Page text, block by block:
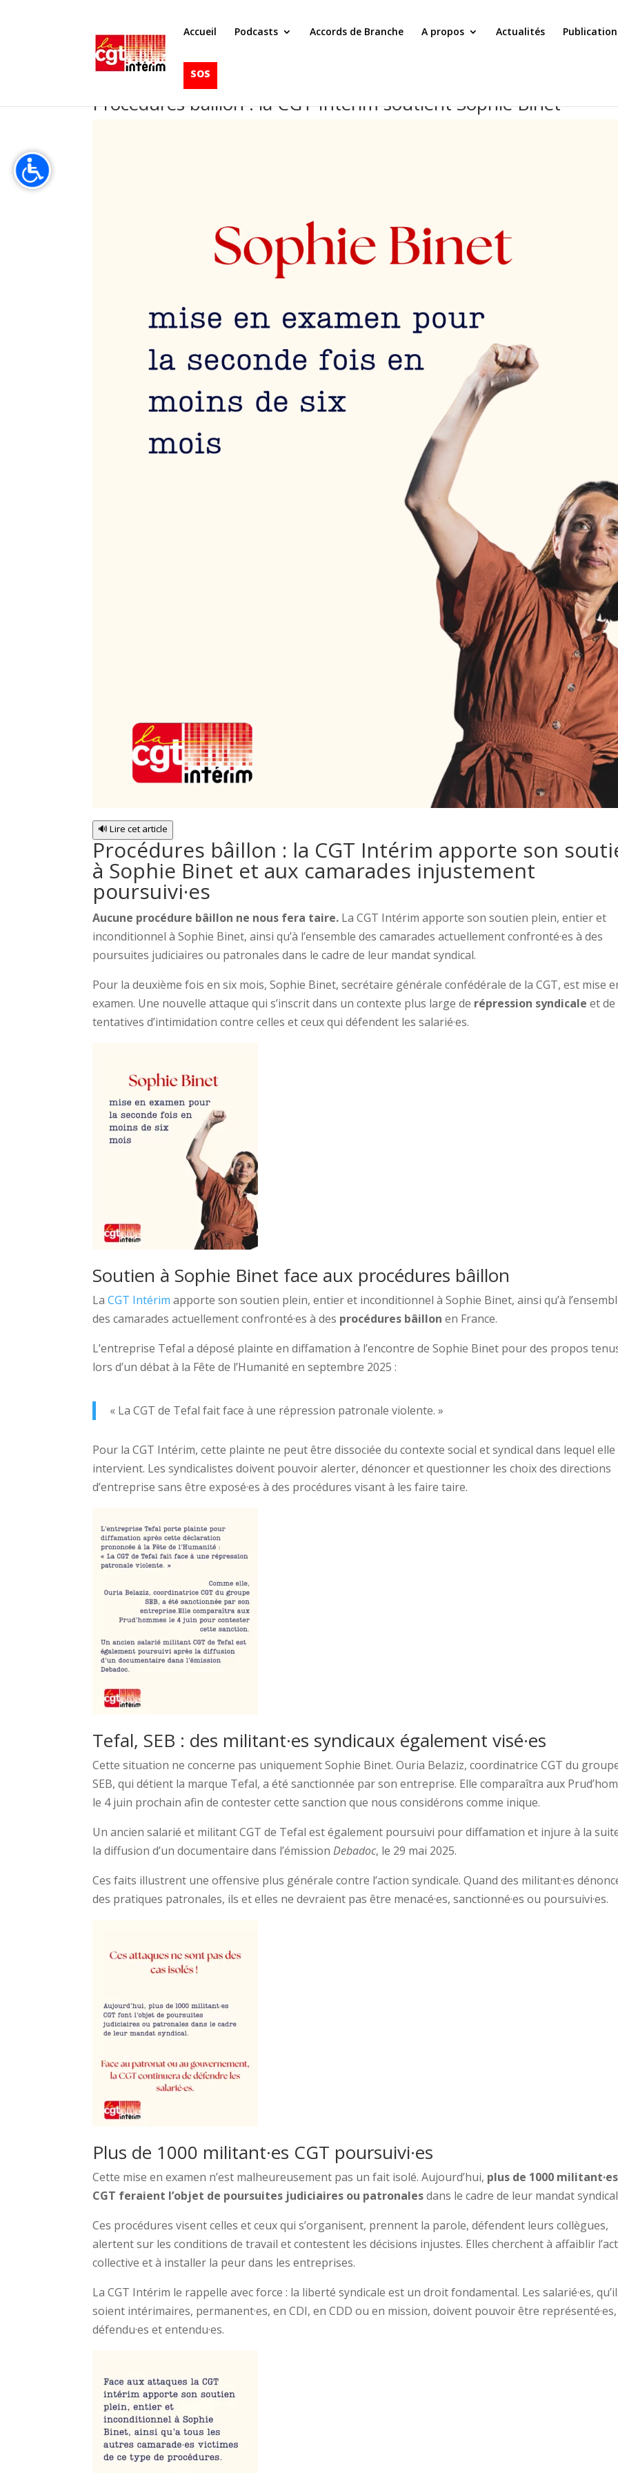
Accueil Podcasts Accords de Branche A propos Actualités
SOS
Procédures bâillon : la CGT Intérim soutient Sophie Binet
🔊 Lire cet article
Procédures bâillon : la CGT Intérim apporte son
à Sophie Binet et aux camarades injustement
poursuivi·es
Aucune procédure bâillon ne nous fera taire. La CGT Intérim apporte son soutien plein, entier et
inconditionnel à Sophie Binet, ainsi qu’à l’ensemble des camarades actuellement confronté·es à des
poursuites judiciaires ou patronales dans le cadre de leur mandat syndical.
Pour la deuxième fois en six mois, Sophie Binet, secrétaire générale confédérale de la CGT, est mise
examen. Une nouvelle attaque qui s’inscrit dans un contexte plus large de répression syndicale et de
tentatives d’intimidation contre celles et ceux qui défendent les salarié·es.
Soutien à Sophie Binet face aux procédures bâillon
LaCGT Intérim apporte son soutien plein, entier et inconditionnel à Sophie Binet, ainsi qu’à
des camarades actuellement confronté·es à des procédures bâillon en France.
L’entreprise Tefal a déposé plainte en diffamation à l’encontre de Sophie Binet pour des propos
lors d’un débat à la Fête de l’Humanité en septembre 2025 :
« La CGT de Tefal fait face à une répression patronale violente. »
Pour la CGT Intérim, cette plainte ne peut être dissociée du contexte social et syndical dans lequel elle
intervient. Les syndicalistes doivent pouvoir alerter, dénoncer et questionner les choix des directions
d’entreprise sans être exposé·es à des procédures visant à les faire taire.
Tefal, SEB : des militant·es syndicaux également visé·es
Cette situation ne concerne pas uniquement Sophie Binet. Ouria Belaziz, coordinatrice CGT du
SEB, qui détient la marque Tefal, a été sanctionnée par son entreprise. Elle comparaîtra aux
le 4 juin prochain afin de contester cette sanction que nous considérons comme inique.
Un ancien salarié et militant CGT de Tefal est également poursuivi pour diffamation et injure à la
la diffusion d’un documentaire dans l’émissionDebadoc, le 29 mai 2025.
Ces faits illustrent une offensive plus générale contre l’action syndicale. Quand des militant·es
des pratiques patronales, ils et elles ne devraient pas être menacé·es, sanctionné·es ou poursuivi·es.
Plus de 1000 militant·es CGT poursuivi·es
Cette mise en examen n’est malheureusement pas un fait isolé. Aujourd’hui, plus de 1000 militant·es
CGT feraient l’objet de poursuites judiciaires ou patronalesdans le cadre de leur mandat
Ces procédures visent celles et ceux qui s’organisent, prennent la parole, défendent leurs collègues,
alertent sur les conditions de travail et contestent les décisions injustes. Elles cherchent à affaiblir
collective et à installer la peur dans les entreprises.
La CGT Intérim le rappelle avec force : la liberté syndicale est un droit fondamental. Les salarié·es,
soient intérimaires, permanent·es, en CDI, en CDD ou en mission, doivent pouvoir être représenté·es,
défendu·es et entendu·es.